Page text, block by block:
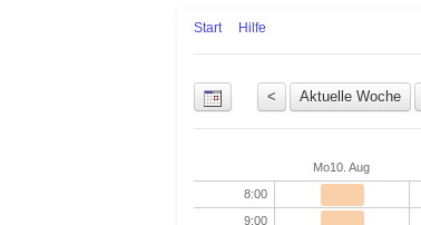
Start Hilfe
Mo10. Aug
8:00
9:00